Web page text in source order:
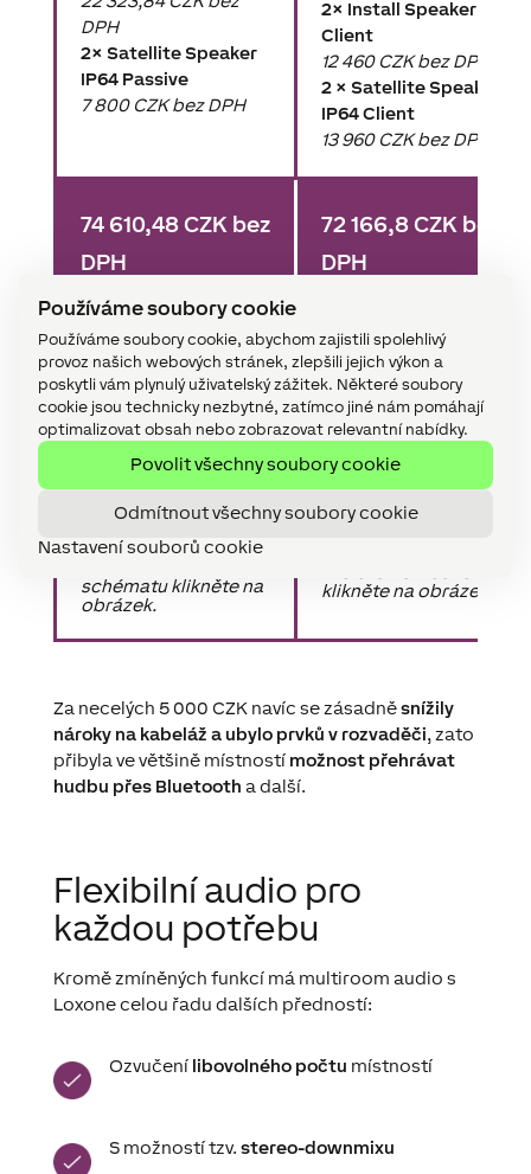
Používáme soubory cookie
Používáme soubory cookie, abychom zajistili spolehlivý
provoz našich webových stránek, zlepšili jejich výkon a
poskytli vám plynulý uživatelský zážitek. Některé soubory
cookie jsou technicky nezbytné, zatímco jiné nám pomáhají
optimalizovat obsah nebo zobrazovat relevantní nabídky.
Povolit všechny soubory cookie
Odmítnout všechny soubory cookie
Nastavení souborů cookie
DPH
2× Satellite Speaker
IP64 Passive
7 800 CZK bez DPH
2× Install Speaker 7
Client
12 460 CZK bez DPH
2 × Satellite Speaker
IP64 Client
13 960 CZK bez DPH
74 610,48 CZK bez
DPH
72 166,8 CZK bez
DPH
schématu klikněte na
obrázek.
klikněte na obrázek.
Za necelých 5 000 CZK navíc se zásadněsnížily
nároky na kabeláž a ubylo prvků v rozvaděči, zato
přibyla ve většině místností možnost přehrávat
hudbu přes Bluetooth a další.
Flexibilní audio pro
každou potřebu
Kromě zmíněných funkcí má multiroom audio s
Loxone celou řadu dalších předností:
Ozvučení libovolného počtu místností
S možností tzv. stereo-downmixu